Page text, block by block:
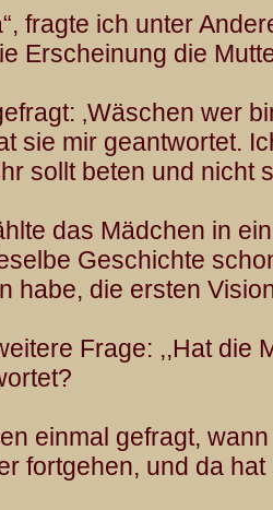
fragte ich unter
Erscheinung die
‚Wäschen wer
sie mir geantwortet.
sollt beten und nicht
das Mädchen in
Geschichte
habe, die ersten
Frage: ,,Hat die
einmal gefragt,
fortgehen, und da hat